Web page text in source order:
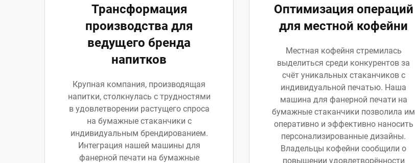
Трансформация
производства для
ведущего бренда
напитков
Крупная компания, производящая
напитки, столкнулась с трудностями
в удовлетворении растущего спроса
на бумажные стаканчики с
индивидуальным брендированием.
Интеграция нашей машины для
фанерной печати на бумажные
Оптимизация операций
для местной кофейни
Местная кофейня стремилась
выделиться среди конкурентов за
счёт уникальных стаканчиков с
индивидуальной печатью. Наша
машина для фанерной печати на
бумажные стаканчики позволила им
оперативно и эффективно наносить
персонализированные дизайны.
Владельцы кофейни сообщили о
повышении удовлетворённости